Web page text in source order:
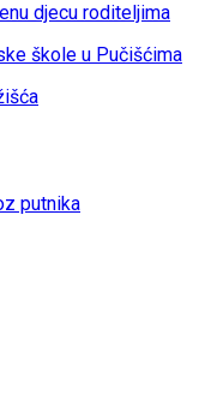
djecu roditeljima
škole u Pučišćima
putnika